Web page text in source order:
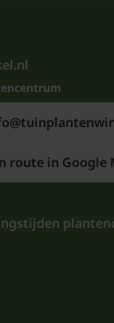
route in Google